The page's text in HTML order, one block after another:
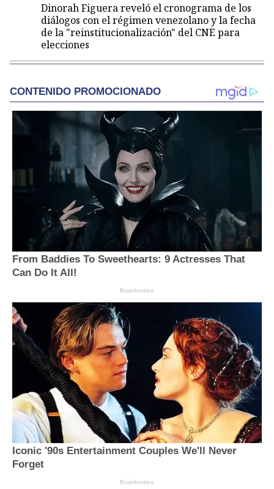
Dinorah Figuera reveló el cronograma de los
diálogos con el régimen venezolano y la fecha
de la "reinstitucionalización" del CNE para
elecciones